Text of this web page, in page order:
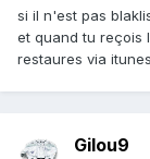
si il n'est pas
et quand tu reçois
restaures via itunes
Gilou9